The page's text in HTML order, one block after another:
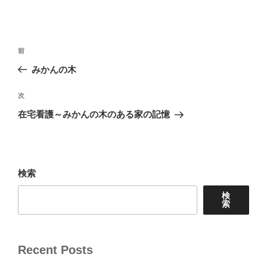
投
ビ
ゲ
ン
前
の
稿
前
みかんの木
次
の
次
在宅看護～みかんの木のある家の記憶
検索
検
索
Recent Posts